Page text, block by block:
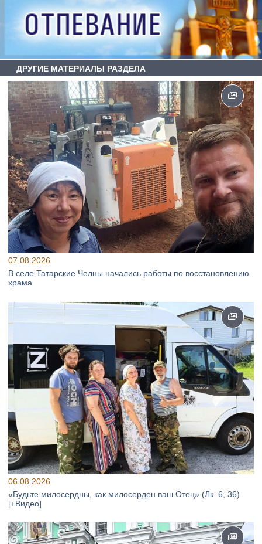
ДРУГИЕ МАТЕРИАЛЫ РАЗДЕЛА
07.08.2026
В селе Татарские Челны начались работы по восстановлению
храма
06.08.2026
«Будьте милосердны, как милосерден ваш Отец» (Лк. 6, 36)
[+Видео]